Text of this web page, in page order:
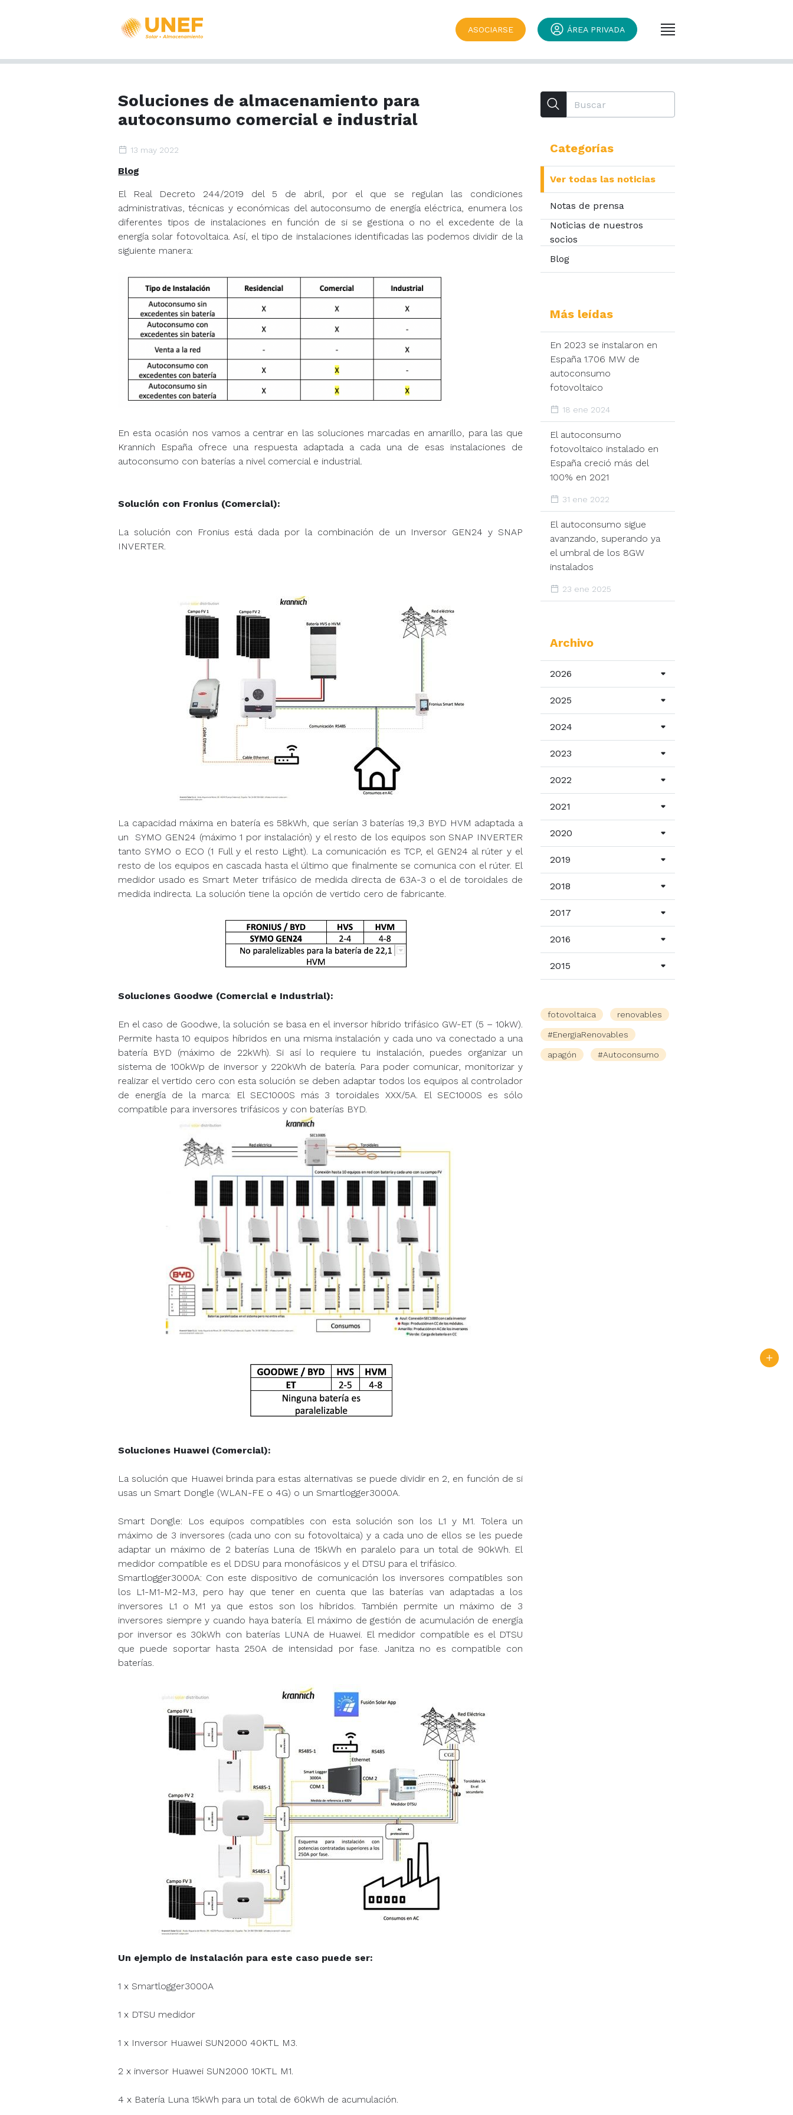
ASOCIARSE ÁREA PRIVADA
Categorías
Ver todas las noticias
Notas de prensa
Noticias de nuestros
socios
Blog
Más leídas
En 2023 se instalaron en
España 1.706 MW de
autoconsumo
fotovoltaico
18 ene 2024
El autoconsumo
fotovoltaico instalado en
España creció más del
100% en 2021
31 ene 2022
El autoconsumo sigue
avanzando, superando ya
el umbral de los 8GW
instalados
23 ene 2025
Archivo
2026
2025
2024
2023
2022
2021
2020
2019
2018
2017
2016
2015
fotovoltaica renovables
#EnergiaRenovables
apagón #Autoconsumo
Soluciones de almacenamiento para
autoconsumo comercial e industrial
13 may 2022
Blog
El Real Decreto 244/2019 del 5 de abril, por el que se regulan las condiciones
administrativas, técnicas y económicas del autoconsumo de energía eléctrica, enumera los
diferentes tipos de instalaciones en función de si se gestiona o no el excedente de la
energía solar fotovoltaica. Así, el tipo de instalaciones identificadas las podemos dividir de la
siguiente manera:
En esta ocasión nos vamos a centrar en las soluciones marcadas en amarillo, para las que
Krannich España ofrece una respuesta adaptada a cada una de esas instalaciones de
autoconsumo con baterías a nivel comercial e industrial.
Solución con Fronius (Comercial):
La solución con Fronius está dada por la combinación de un Inversor GEN24 y SNAP
INVERTER.
La capacidad máxima en batería es 58kWh, que serían 3 baterías 19,3 BYD HVM adaptada a
un SYMO GEN24 (máximo 1 por instalación) y el resto de los equipos son SNAP INVERTER
tanto SYMO o ECO (1 Full y el resto Light). La comunicación es TCP, el GEN24 al rúter y el
resto de los equipos en cascada hasta el último que finalmente se comunica con el rúter. El
medidor usado es Smart Meter trifásico de medida directa de 63A-3 o el de toroidales de
medida indirecta. La solución tiene la opción de vertido cero de fabricante.
Soluciones Goodwe (Comercial e Industrial):
En el caso de Goodwe, la solución se basa en el inversor hibrido trifásico GW-ET (5 – 10kW).
Permite hasta 10 equipos híbridos en una misma instalación y cada uno va conectado a una
batería BYD (máximo de 22kWh). Si así lo requiere tu instalación, puedes organizar un
sistema de 100kWp de inversor y 220kWh de batería. Para poder comunicar, monitorizar y
realizar el vertido cero con esta solución se deben adaptar todos los equipos al controlador
de energía de la marca: El SEC1000S más 3 toroidales XXX/5A. El SEC1000S es sólo
compatible para inversores trifásicos y con baterías BYD.
Soluciones Huawei (Comercial):
La solución que Huawei brinda para estas alternativas se puede dividir en 2, en función de si
usas un Smart Dongle (WLAN-FE o 4G) o un Smartlogger3000A.
Smart Dongle: Los equipos compatibles con esta solución son los L1 y M1. Tolera un
máximo de 3 inversores (cada uno con su fotovoltaica) y a cada uno de ellos se les puede
adaptar un máximo de 2 baterías Luna de 15kWh en paralelo para un total de 90kWh. El
medidor compatible es el DDSU para monofásicos y el DTSU para el trifásico.
Smartlogger3000A: Con este dispositivo de comunicación los inversores compatibles son
los L1-M1-M2-M3, pero hay que tener en cuenta que las baterías van adaptadas a los
inversores L1 o M1 ya que estos son los híbridos. También permite un máximo de 3
inversores siempre y cuando haya batería. El máximo de gestión de acumulación de energía
por inversor es 30kWh con baterías LUNA de Huawei. El medidor compatible es el DTSU
que puede soportar hasta 250A de intensidad por fase. Janitza no es compatible con
baterías.
Un ejemplo de instalación para este caso puede ser:
1 x Smartlogger3000A
1 x DTSU medidor
1 x Inversor Huawei SUN2000 40KTL M3.
2 x inversor Huawei SUN2000 10KTL M1.
4 x Batería Luna 15kWh para un total de 60kWh de acumulación.